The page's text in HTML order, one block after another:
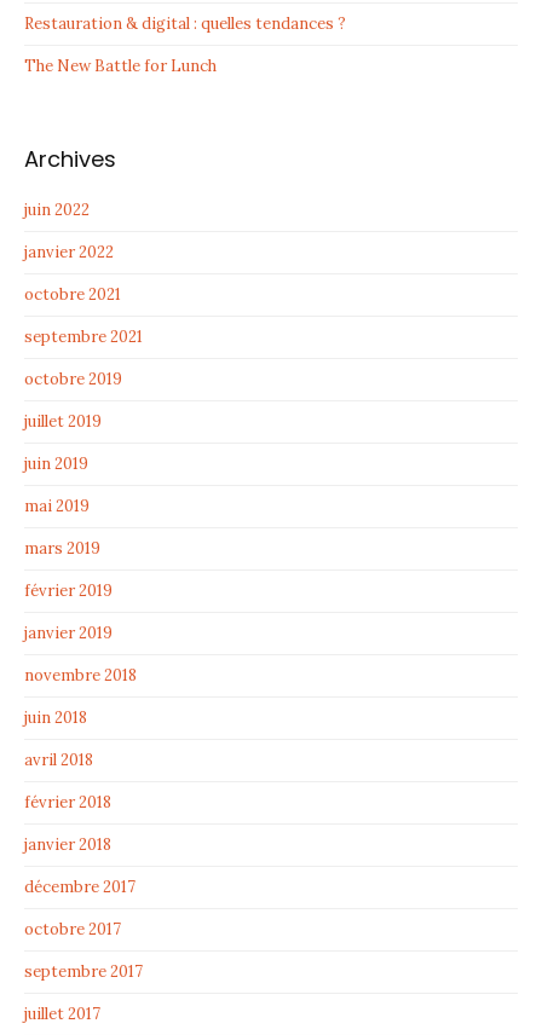
Restauration & digital : quelles tendances ?
The New Battle for Lunch
Archives
juin 2022
janvier 2022
octobre 2021
septembre 2021
octobre 2019
juillet 2019
juin 2019
mai 2019
mars 2019
février 2019
janvier 2019
novembre 2018
juin 2018
avril 2018
février 2018
janvier 2018
décembre 2017
octobre 2017
septembre 2017
juillet 2017